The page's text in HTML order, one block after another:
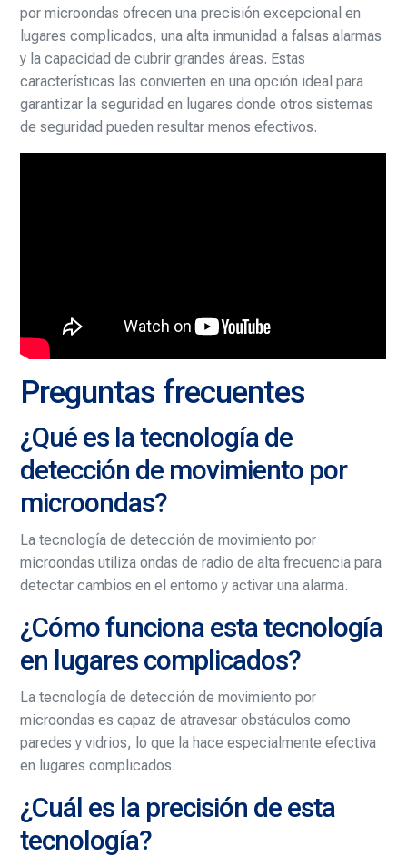
por microondas ofrecen una precisión excepcional en
lugares complicados, una alta inmunidad a falsas alarmas
y la capacidad de cubrir grandes áreas. Estas
características las convierten en una opción ideal para
garantizar la seguridad en lugares donde otros sistemas
de seguridad pueden resultar menos efectivos.
Preguntas frecuentes
¿Qué es la tecnología de
detección de movimiento por
microondas?
La tecnología de detección de movimiento por
microondas utiliza ondas de radio de alta frecuencia para
detectar cambios en el entorno y activar una alarma.
¿Cómo funciona esta tecnología
en lugares complicados?
La tecnología de detección de movimiento por
microondas es capaz de atravesar obstáculos como
paredes y vidrios, lo que la hace especialmente efectiva
en lugares complicados.
¿Cuál es la precisión de esta
tecnología?